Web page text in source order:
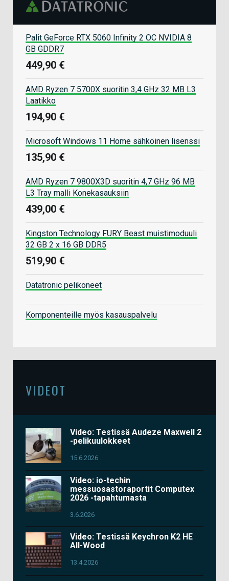
Palit GeForce RTX 5060 Infinity 2 OC NVIDIA 8
GB GDDR7
449,90 €
AMD Ryzen 7 5700X suoritin 3,4 GHz 32 MB L3
Laatikko
194,90 €
Microsoft Windows 11 Home sähköinen lisenssi
135,90 €
AMD Ryzen 7 9800X3D suoritin 4,7 GHz 96 MB
L3 Tray malli Konekasauksiin
439,00 €
Kingston Technology FURY Beast muistimoduuli
32 GB 2 x 16 GB DDR5
519,90 €
Datatronic pelikoneet
Komponenteille myös kasauspalvelu
VIDEOT
Video: Testissä Audeze Maxwell 2
-pelikuulokkeet
15.6.2026
Video: io-techin
messuosastoraportit Computex
2026 -tapahtumasta
3.6.2026
Video: Testissä Keychron K2 HE
All-Wood
13.4.2026